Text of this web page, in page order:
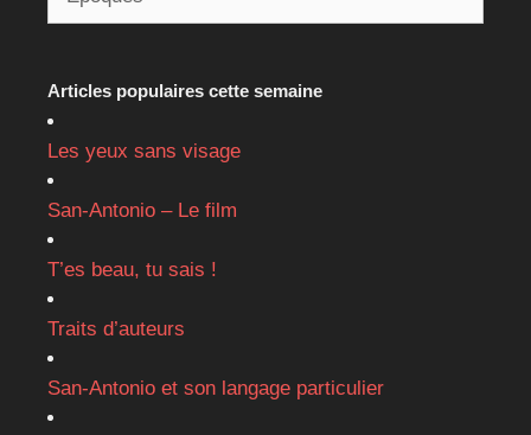
Articles populaires cette semaine
Les yeux sans visage
San-Antonio – Le film
T’es beau, tu sais !
Traits d’auteurs
San-Antonio et son langage particulier